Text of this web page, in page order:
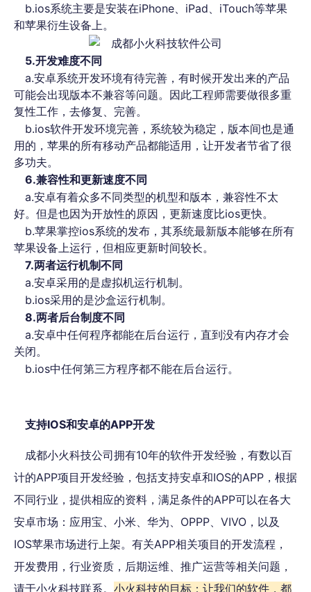
b.ios系统主要是安装在iPhone、iPad、iTouch等苹果
和苹果衍生设备上。
5.开发难度不同
a.安卓系统开发环境有待完善，有时候开发出来的产品
可能会出现版本不兼容等问题。因此工程师需要做很多重
复性工作，去修复、完善。
b.ios软件开发环境完善，系统较为稳定，版本间也是通
用的，苹果的所有移动产品都能适用，让开发者节省了很
多功夫。
6.兼容性和更新速度不同
a.安卓有着众多不同类型的机型和版本，兼容性不太
好。但是也因为开放性的原因，更新速度比ios更快。
b.苹果掌控ios系统的发布，其系统最新版本能够在所有
苹果设备上运行，但相应更新时间较长。
7.两者运行机制不同
a.安卓采用的是虚拟机运行机制。
b.ios采用的是沙盒运行机制。
8.两者后台制度不同
a.安卓中任何程序都能在后台运行，直到没有内存才会
关闭。
b.ios中任何第三方程序都不能在后台运行。
支持IOS和安卓的APP开发
成都小火科技公司拥有10年的软件开发经验，有数以百
计的APP项目开发经验，包括支持安卓和IOS的APP，根据
不同行业，提供相应的资料，满足条件的APP可以在各大
安卓市场：应用宝、小米、华为、OPPP、VIVO，以及
IOS苹果市场进行上架。有关APP相关项目的开发流程，
开发费用，行业资质，后期运维、推广运营等相关问题，
请于小火科技联系。 小火科技的目标：让我们的软件，都